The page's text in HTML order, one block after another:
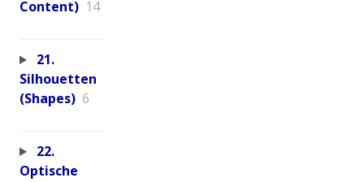
Content) 14
21.
Silhouetten
(Shapes) 6
22.
Optische